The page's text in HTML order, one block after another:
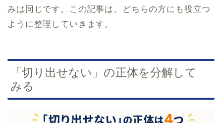
みは同じです。この記事は、どちらの方にも役立つ
ように整理していきます。
「切り出せない」の正体を分解して
みる